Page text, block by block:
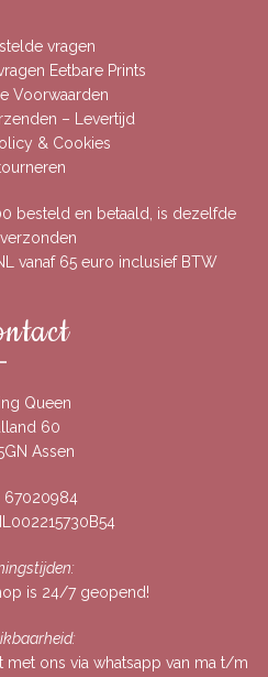
vragen
Eetbare Prints
Voorwaarden
– Levertijd
& Cookies
besteld en betaald, is dezelfde
vanaf 65 euro inclusief BTW
Queen
60
Assen
67020984
is 24/7 geopend!
met ons via whatsapp van ma t/m